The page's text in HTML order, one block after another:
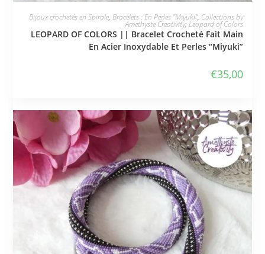
JE L'ADOPTE
Bijoux crochetés en Spirale, Bracelets : En Perles "Miyuki", Collections by
Amethyste Creativity, Leopard of Colors
LEOPARD OF COLORS || Bracelet Crocheté Fait Main
En Acier Inoxydable Et Perles “Miyuki”
€35,00